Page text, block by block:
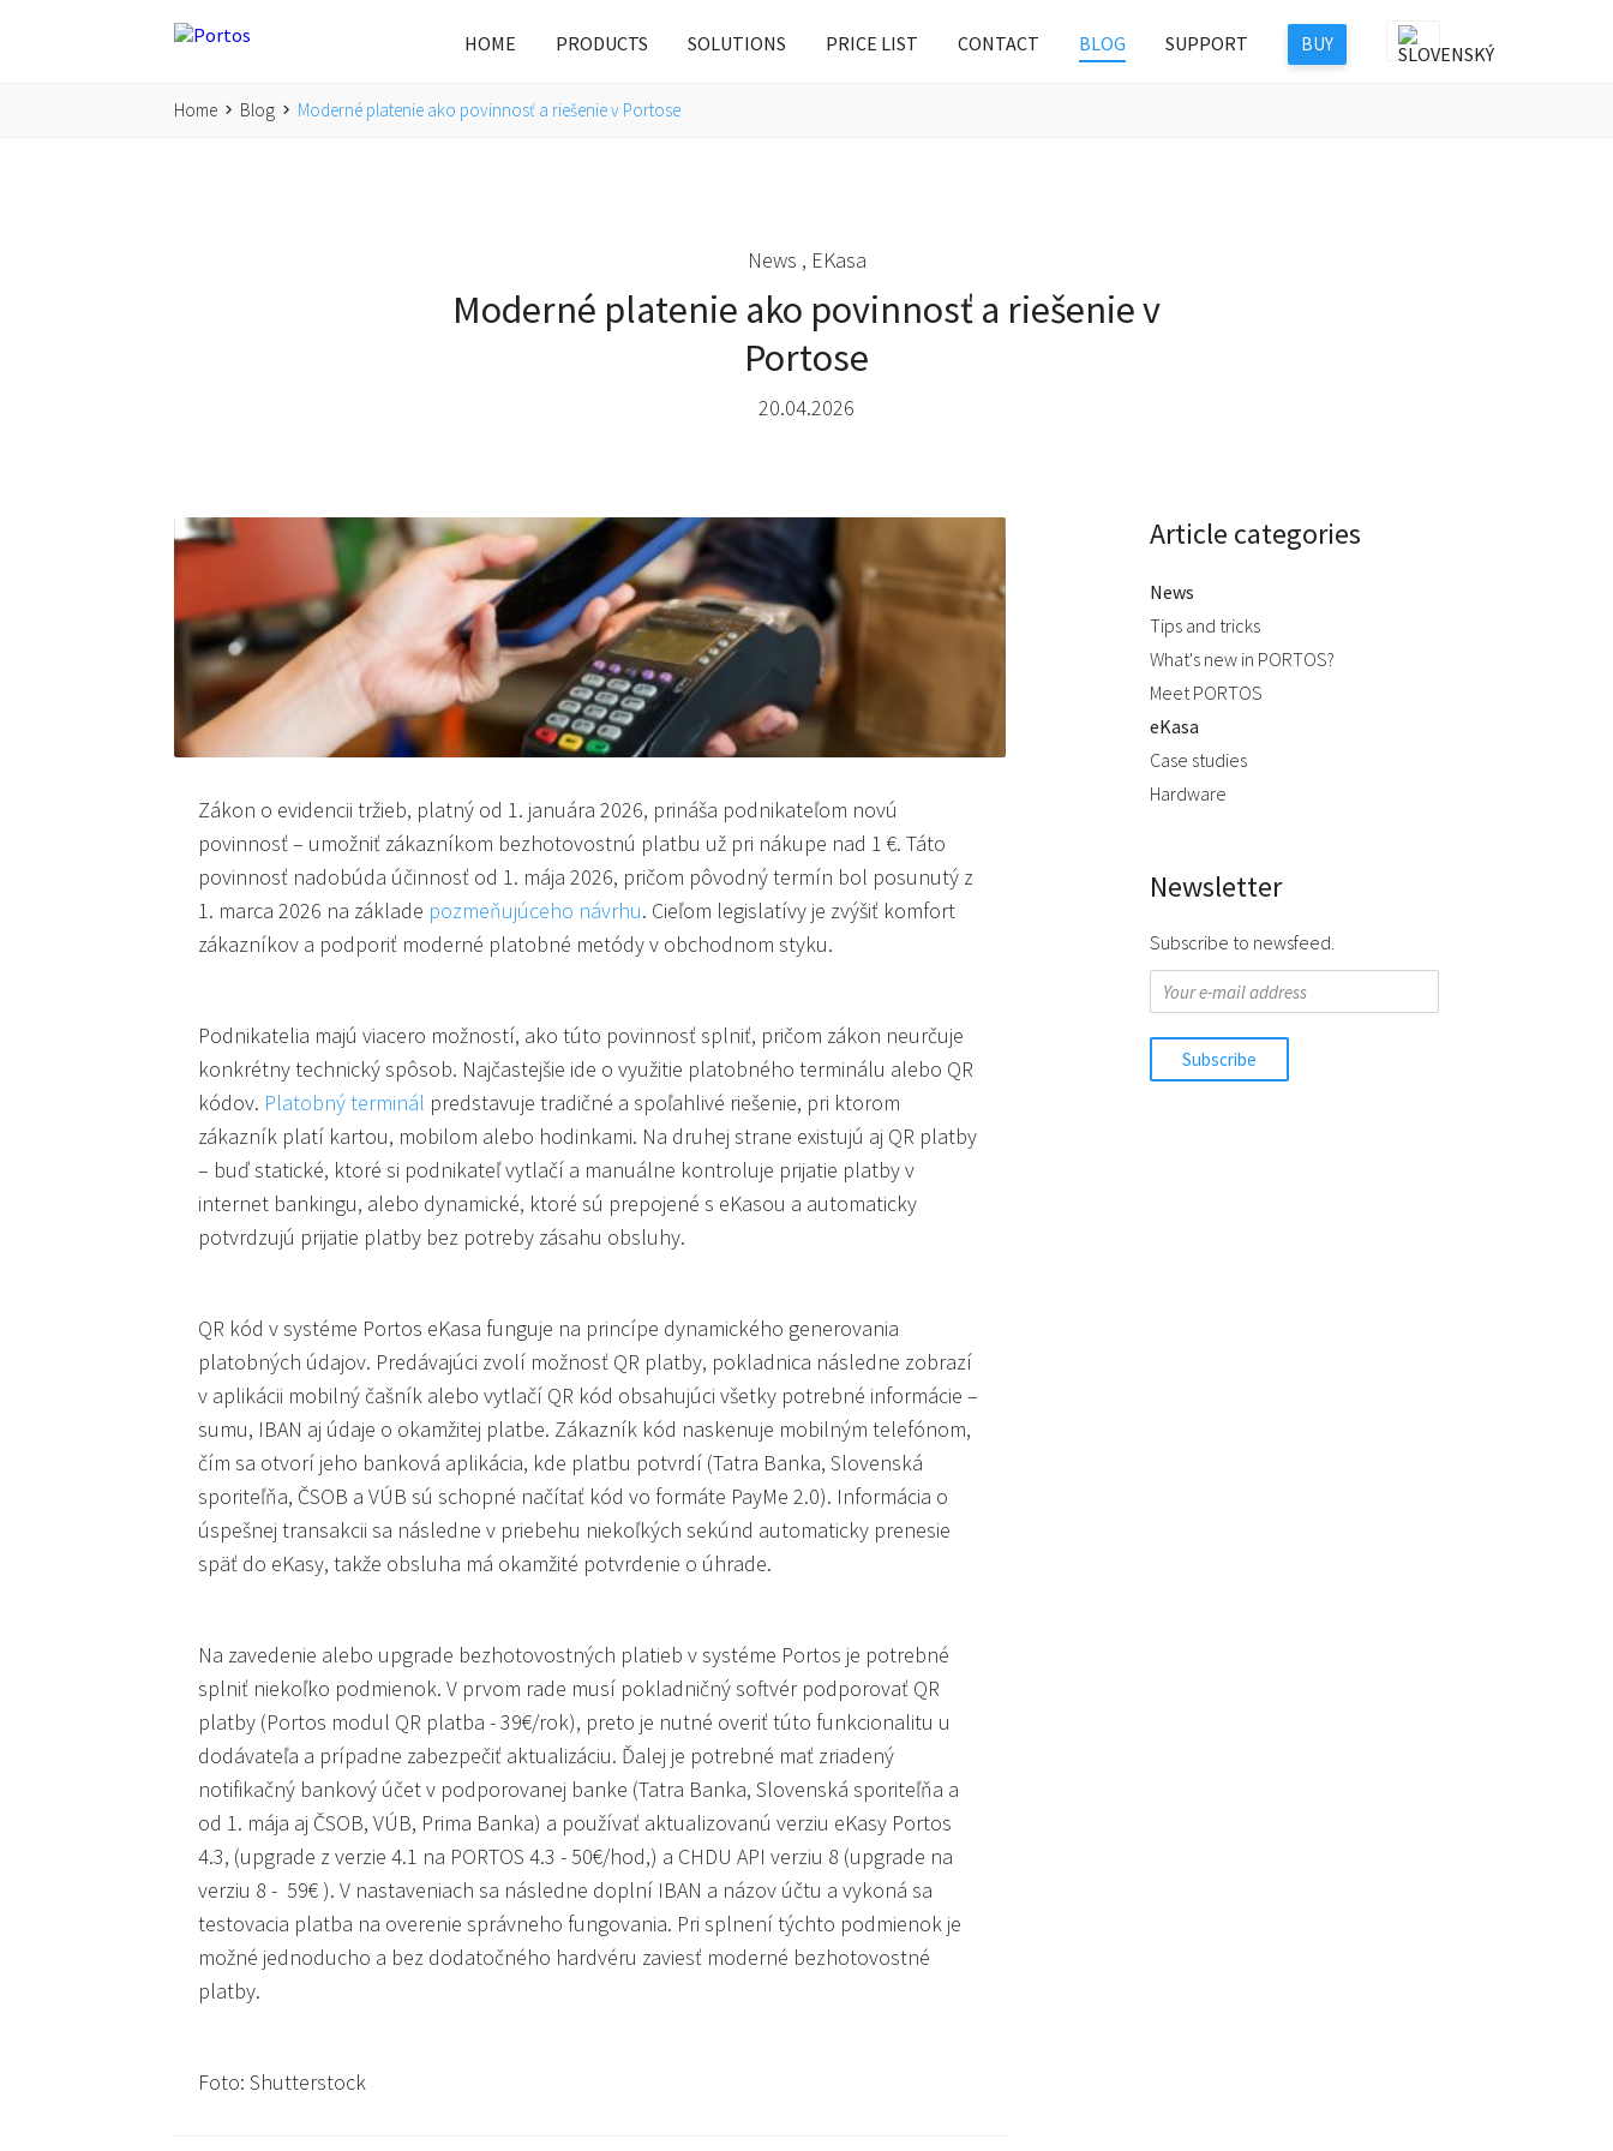
HOME PRODUCTS SOLUTIONS PRICE LIST CONTACT BLOG SUPPORT BUY
Home Blog Moderné platenie ako povinnosť a riešenie v Portose
News , EKasa
Moderné platenie ako povinnosť a riešenie v
Portose
20.04.2026
Zákon o evidencii tržieb, platný od 1. januára 2026, prináša podnikateľom novú
povinnosť – umožniť zákazníkom bezhotovostnú platbu už pri nákupe nad 1 €. Táto
povinnosť nadobúda účinnosť od 1. mája 2026, pričom pôvodný termín bol posunutý z
1. marca 2026 na základe pozmeňujúceho návrhu. Cieľom legislatívy je zvýšiť komfort
zákazníkov a podporiť moderné platobné metódy v obchodnom styku.
Podnikatelia majú viacero možností, ako túto povinnosť splniť, pričom zákon neurčuje
konkrétny technický spôsob. Najčastejšie ide o využitie platobného terminálu alebo QR
kódov. Platobný terminál predstavuje tradičné a spoľahlivé riešenie, pri ktorom
zákazník platí kartou, mobilom alebo hodinkami. Na druhej strane existujú aj QR platby
– buď statické, ktoré si podnikateľ vytlačí a manuálne kontroluje prijatie platby v
internet bankingu, alebo dynamické, ktoré sú prepojené s eKasou a automaticky
potvrdzujú prijatie platby bez potreby zásahu obsluhy.
QR kód v systéme Portos eKasa funguje na princípe dynamického generovania
platobných údajov. Predávajúci zvolí možnosť QR platby, pokladnica následne zobrazí
v aplikácii mobilný čašník alebo vytlačí QR kód obsahujúci všetky potrebné informácie –
sumu, IBAN aj údaje o okamžitej platbe. Zákazník kód naskenuje mobilným telefónom,
čím sa otvorí jeho banková aplikácia, kde platbu potvrdí (Tatra Banka, Slovenská
sporiteľňa, ČSOB a VÚB sú schopné načítať kód vo formáte PayMe 2.0). Informácia o
úspešnej transakcii sa následne v priebehu niekoľkých sekúnd automaticky prenesie
späť do eKasy, takže obsluha má okamžité potvrdenie o úhrade.
Na zavedenie alebo upgrade bezhotovostných platieb v systéme Portos je potrebné
splniť niekoľko podmienok. V prvom rade musí pokladničný softvér podporovať QR
platby (Portos modul QR platba - 39€/rok), preto je nutné overiť túto funkcionalitu u
dodávateľa a prípadne zabezpečiť aktualizáciu. Ďalej je potrebné mať zriadený
notifikačný bankový účet v podporovanej banke (Tatra Banka, Slovenská sporiteľňa a
od 1. mája aj ČSOB, VÚB, Prima Banka) a používať aktualizovanú verziu eKasy Portos
4.3, (upgrade z verzie 4.1 na PORTOS 4.3 - 50€/hod,) a CHDU API verziu 8 (upgrade na
verziu 8 - 59€ ). V nastaveniach sa následne doplní IBAN a názov účtu a vykoná sa
testovacia platba na overenie správneho fungovania. Pri splnení týchto podmienok je
možné jednoducho a bez dodatočného hardvéru zaviesť moderné bezhotovostné
platby.
Foto: Shutterstock
Article categories
News
Tips and tricks
What's new in PORTOS?
Meet PORTOS
eKasa
Case studies
Hardware
Newsletter
Subscribe to newsfeed.